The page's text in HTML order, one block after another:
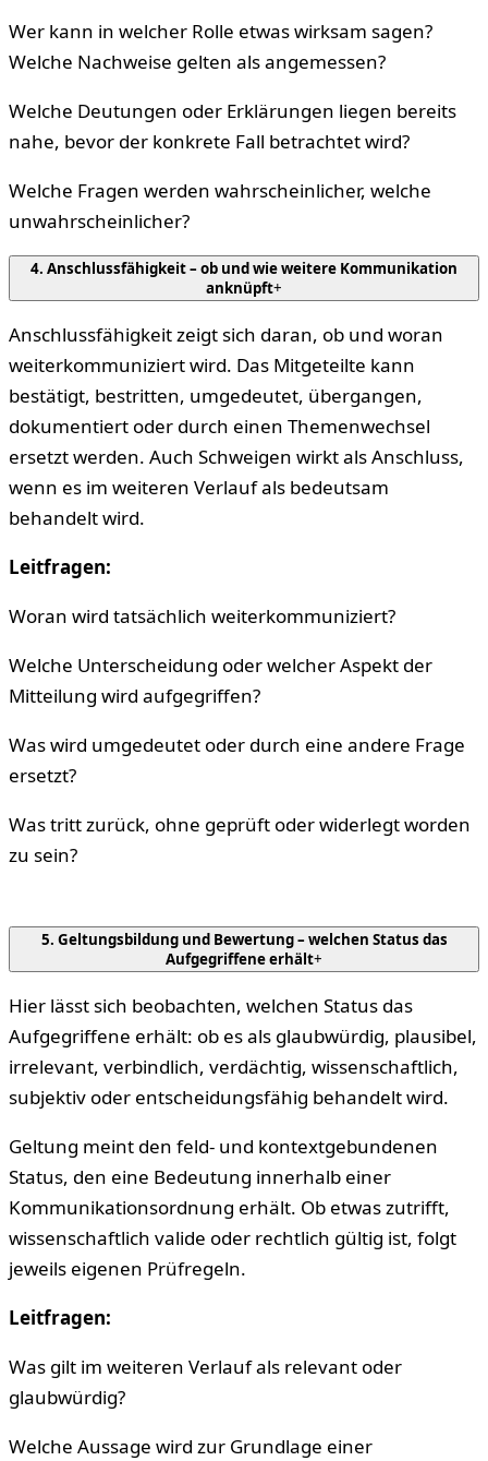
Wer kann in welcher Rolle etwas wirksam sagen?
Welche Nachweise gelten als angemessen?
Welche Deutungen oder Erklärungen liegen bereits
nahe, bevor der konkrete Fall betrachtet wird?
Welche Fragen werden wahrscheinlicher, welche
unwahrscheinlicher?
4. Anschlussfähigkeit – ob und wie weitere Kommunikation
anknüpft+
Anschlussfähigkeit zeigt sich daran, ob und woran
weiterkommuniziert wird. Das Mitgeteilte kann
bestätigt, bestritten, umgedeutet, übergangen,
dokumentiert oder durch einen Themenwechsel
ersetzt werden. Auch Schweigen wirkt als Anschluss,
wenn es im weiteren Verlauf als bedeutsam
behandelt wird.
Leitfragen:
Woran wird tatsächlich weiterkommuniziert?
Welche Unterscheidung oder welcher Aspekt der
Mitteilung wird aufgegriffen?
Was wird umgedeutet oder durch eine andere Frage
ersetzt?
Was tritt zurück, ohne geprüft oder widerlegt worden
zu sein?
5. Geltungsbildung und Bewertung – welchen Status das
Aufgegriffene erhält+
Hier lässt sich beobachten, welchen Status das
Aufgegriffene erhält: ob es als glaubwürdig, plausibel,
irrelevant, verbindlich, verdächtig, wissenschaftlich,
subjektiv oder entscheidungsfähig behandelt wird.
Geltung meint den feld- und kontextgebundenen
Status, den eine Bedeutung innerhalb einer
Kommunikationsordnung erhält. Ob etwas zutrifft,
wissenschaftlich valide oder rechtlich gültig ist, folgt
jeweils eigenen Prüfregeln.
Leitfragen:
Was gilt im weiteren Verlauf als relevant oder
glaubwürdig?
Welche Aussage wird zur Grundlage einer